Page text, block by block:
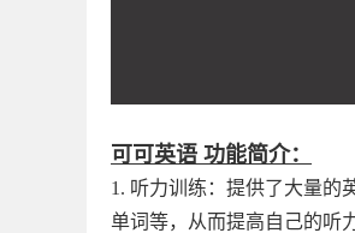
可可英语 功能简介：
1. 听力训练：提供了大量的
单词等，从而提高自己的听